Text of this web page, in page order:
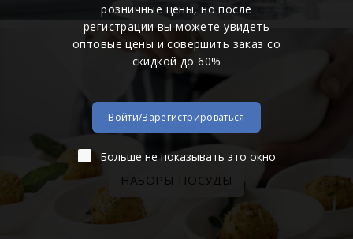
НАБОРЫ ПОСУДЫ
розничные цены, но после
регистрации вы можете увидеть
оптовые цены и совершить заказ со
скидкой до 60%
Войти/Зарегистрироваться
Больше не показывать это окно